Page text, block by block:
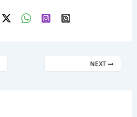
NEXT